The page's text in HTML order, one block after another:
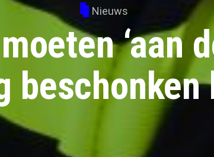
Nieuws
‘aan